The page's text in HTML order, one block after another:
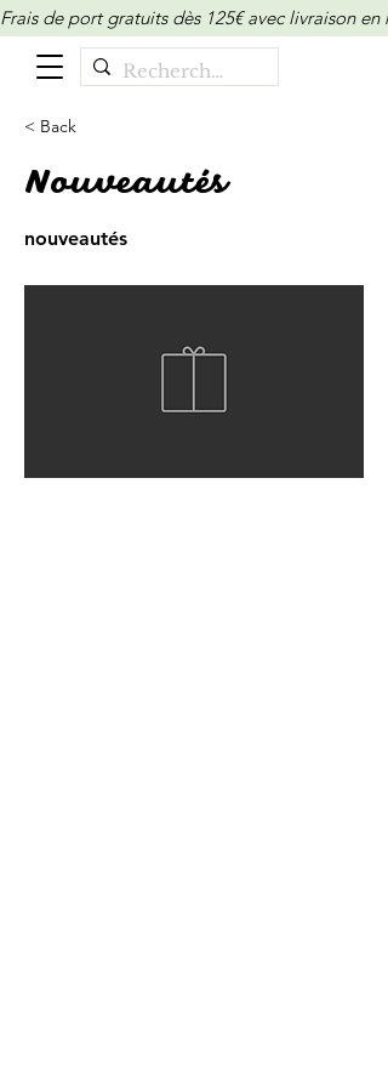
Frais de port gratuits dès 125€ avec livraison
< Back
Nouveautés
nouveautés